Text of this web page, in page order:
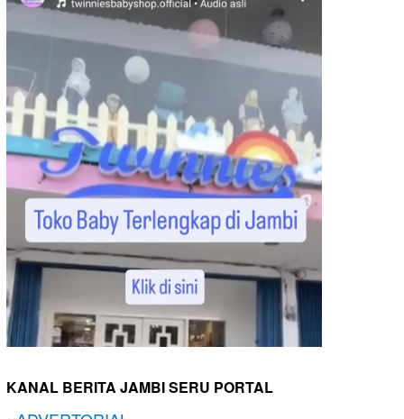
KANAL BERITA JAMBI SERU PORTAL